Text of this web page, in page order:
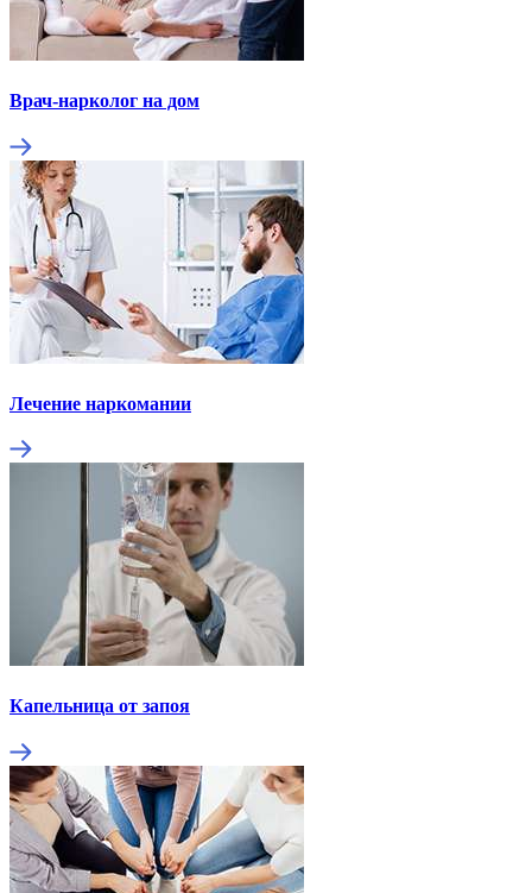
Врач-нарколог на дом
Лечение наркомании
Капельница от запоя